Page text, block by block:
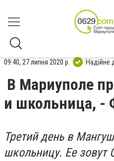
09:40, 27 липня 2020 р. Надійне
В Мариуполе
и школьница, -
Третий день в
школьницу. Ее зовут